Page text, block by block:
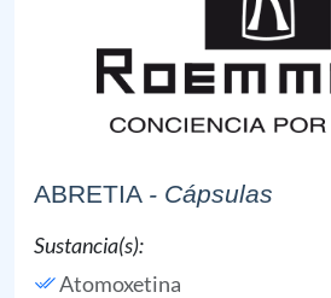
ABRETIA - Cápsulas
Sustancia(s):
Atomoxetina